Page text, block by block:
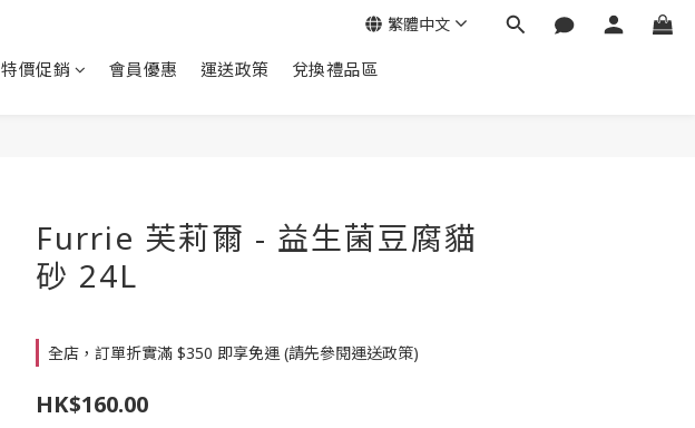
特價促銷 會員優惠 運送政策 兌換禮品區
繁體中文
Furrie 芙莉爾 - 益生菌豆腐貓
砂 24L
全店，訂單折實滿 $350 即享免運 (請先參閱運送政策)
HK$160.00